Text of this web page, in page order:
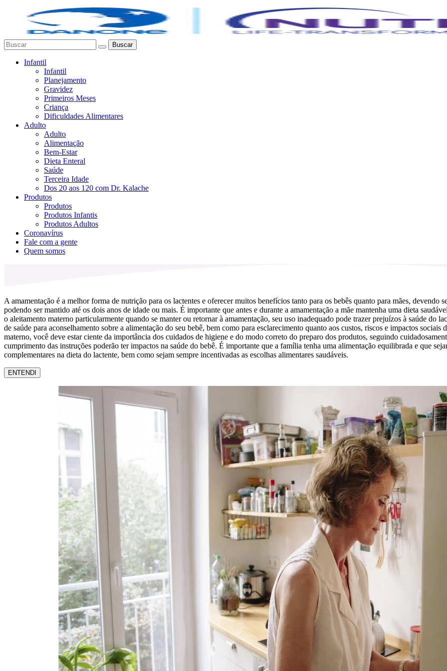
Buscar
Infantil
Infantil
Planejamento
Gravidez
Primeiros Meses
Criança
Dificuldades Alimentares
Adulto
Adulto
Alimentação
Bem-Estar
Dieta Enteral
Saúde
Terceira Idade
Dos 20 aos 120 com Dr. Kalache
Produtos
Produtos
Produtos Infantis
Produtos Adultos
Coronavírus
Fale com a gente
Quem somos
A amamentação é a melhor forma de nutrição para os lactentes e oferecer muitos benefícios tanto para os bebês quanto para mães,
podendo ser mantido até os dois anos de idade ou mais. É importante que antes e durante a amamentação a mãe mantenha uma dieta
o aleitamento materno particularmente quando se manter ou retornar à amamentação, seu uso inadequado pode trazer prejuízos à saúde do
de saúde para aconselhamento sobre a alimentação do seu bebê, bem como para esclarecimento quanto aos custos, riscos e impactos
materno, você deve estar ciente da importância dos cuidados de higiene e do modo correto do preparo dos produtos, seguindo
cumprimento das instruções poderão ter impactos na saúde do bebê. É importante que a família tenha uma alimentação equilibrada e que
complementares na dieta do lactente, bem como sejam sempre incentivadas as escolhas alimentares saudáveis.
ENTENDI